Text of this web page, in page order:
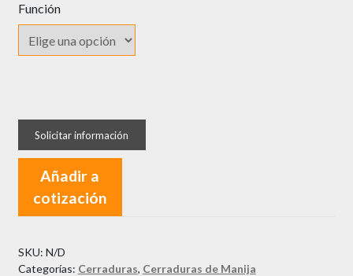
Función
YALE
Cuadrada
Manija
Michigan
Añadir a
cotización
SKU: N/D
Categorías: Cerraduras, Cerraduras de Manija